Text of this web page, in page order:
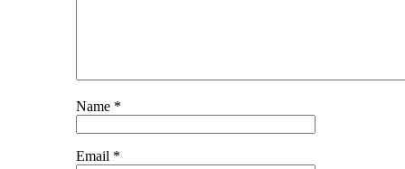
Name *
Email *